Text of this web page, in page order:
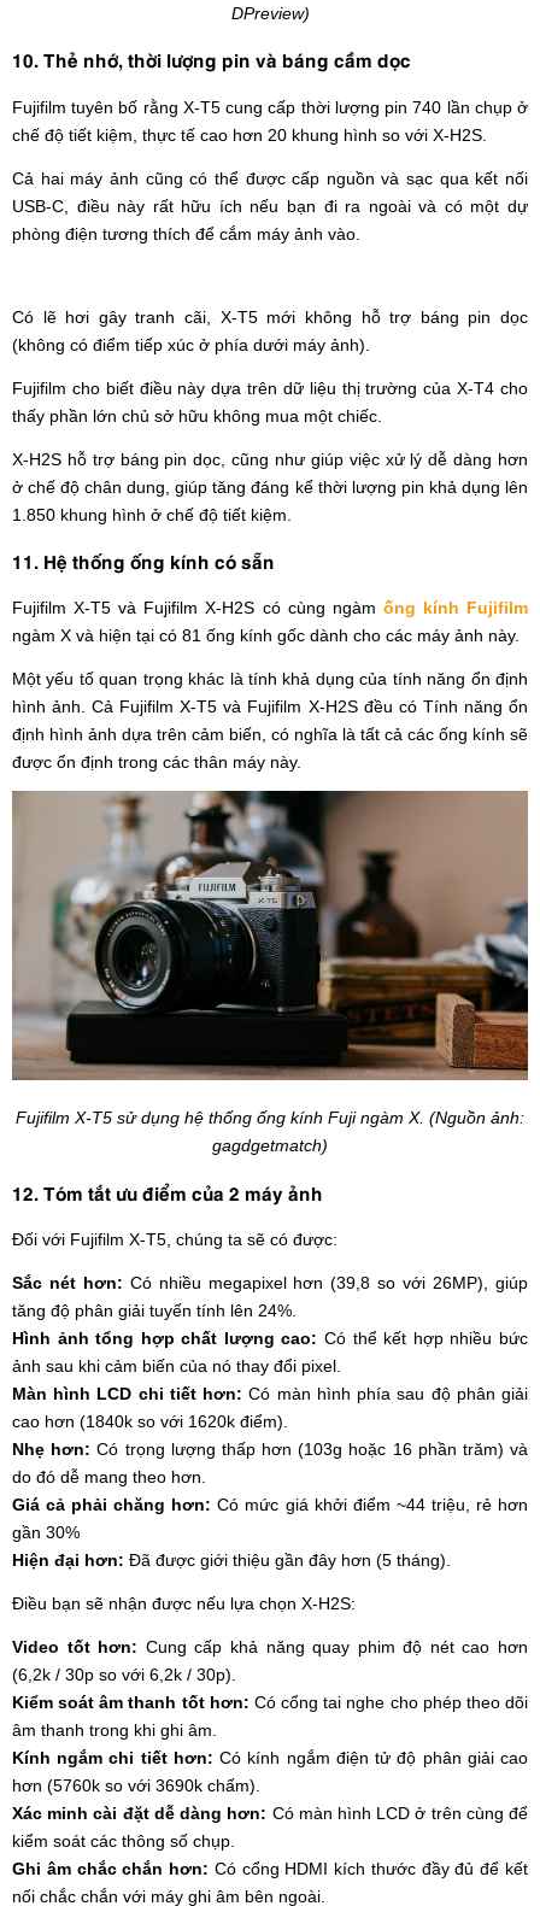
DPreview)
10. Thẻ nhớ, thời lượng pin và báng cầm dọc
Fujifilm tuyên bố rằng X-T5 cung cấp thời lượng pin 740 lần chụp ở
chế độ tiết kiệm, thực tế cao hơn 20 khung hình so với X-H2S.
Cả hai máy ảnh cũng có thể được cấp nguồn và sạc qua kết nối
USB-C, điều này rất hữu ích nếu bạn đi ra ngoài và có một dự
phòng điện tương thích để cắm máy ảnh vào.
Có lẽ hơi gây tranh cãi, X-T5 mới không hỗ trợ báng pin dọc
(không có điểm tiếp xúc ở phía dưới máy ảnh).
Fujifilm cho biết điều này dựa trên dữ liệu thị trường của X-T4 cho
thấy phần lớn chủ sở hữu không mua một chiếc.
X-H2S hỗ trợ báng pin dọc, cũng như giúp việc xử lý dễ dàng hơn
ở chế độ chân dung, giúp tăng đáng kể thời lượng pin khả dụng lên
1.850 khung hình ở chế độ tiết kiệm.
11. Hệ thống ống kính có sẵn
Fujifilm X-T5 và Fujifilm X-H2S có cùng ngàm ống kính Fujifilm
ngàm X và hiện tại có 81 ống kính gốc dành cho các máy ảnh này.
Một yếu tố quan trọng khác là tính khả dụng của tính năng ổn định
hình ảnh. Cả Fujifilm X-T5 và Fujifilm X-H2S đều có Tính năng ổn
định hình ảnh dựa trên cảm biến, có nghĩa là tất cả các ống kính sẽ
được ổn định trong các thân máy này.
Fujifilm X-T5 sử dụng hệ thống ống kính Fuji ngàm X. (Nguồn ảnh:
gagdgetmatch)
12. Tóm tắt ưu điểm của 2 máy ảnh
Đối với Fujifilm X-T5, chúng ta sẽ có được:
Sắc nét hơn: Có nhiều megapixel hơn (39,8 so với 26MP), giúp
tăng độ phân giải tuyến tính lên 24%.
Hình ảnh tổng hợp chất lượng cao: Có thể kết hợp nhiều bức
ảnh sau khi cảm biến của nó thay đổi pixel.
Màn hình LCD chi tiết hơn: Có màn hình phía sau độ phân giải
cao hơn (1840k so với 1620k điểm).
Nhẹ hơn: Có trọng lượng thấp hơn (103g hoặc 16 phần trăm) và
do đó dễ mang theo hơn.
Giá cả phải chăng hơn: Có mức giá khởi điểm ~44 triệu, rẻ hơn
gần 30%
Hiện đại hơn: Đã được giới thiệu gần đây hơn (5 tháng).
Điều bạn sẽ nhận được nếu lựa chọn X-H2S:
Video tốt hơn: Cung cấp khả năng quay phim độ nét cao hơn
(6,2k / 30p so với 6,2k / 30p).
Kiểm soát âm thanh tốt hơn: Có cổng tai nghe cho phép theo dõi
âm thanh trong khi ghi âm.
Kính ngắm chi tiết hơn: Có kính ngắm điện tử độ phân giải cao
hơn (5760k so với 3690k chấm).
Xác minh cài đặt dễ dàng hơn: Có màn hình LCD ở trên cùng để
kiểm soát các thông số chụp.
Ghi âm chắc chắn hơn: Có cổng HDMI kích thước đầy đủ để kết
nối chắc chắn với máy ghi âm bên ngoài.